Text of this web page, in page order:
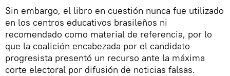
Sin embargo, el libro en cuestión nunca fue utilizado
en los centros educativos brasileños ni
recomendado como material de referencia, por lo
que la coalición encabezada por el candidato
progresista presentó un recurso ante la máxima
corte electoral por difusión de noticias falsas.